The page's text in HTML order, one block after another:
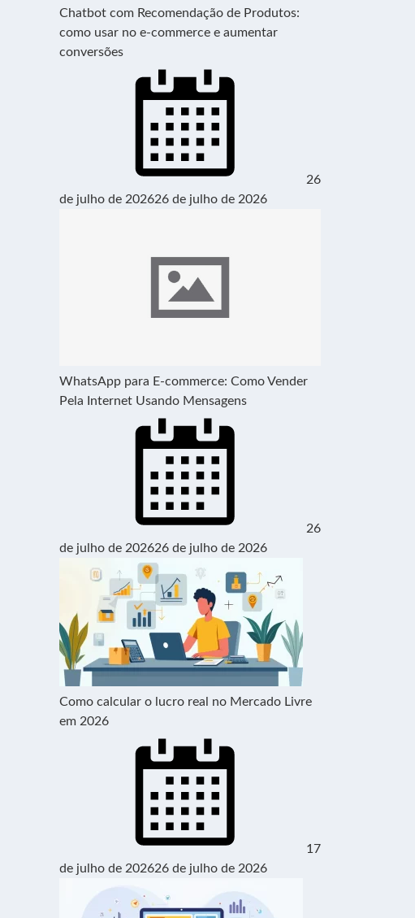
Chatbot com Recomendação de Produtos:
como usar no e-commerce e aumentar
conversões
26
de julho de 202626 de julho de 2026
WhatsApp para E-commerce: Como Vender
Pela Internet Usando Mensagens
26
de julho de 202626 de julho de 2026
Como calcular o lucro real no Mercado Livre
em 2026
17
de julho de 202626 de julho de 2026